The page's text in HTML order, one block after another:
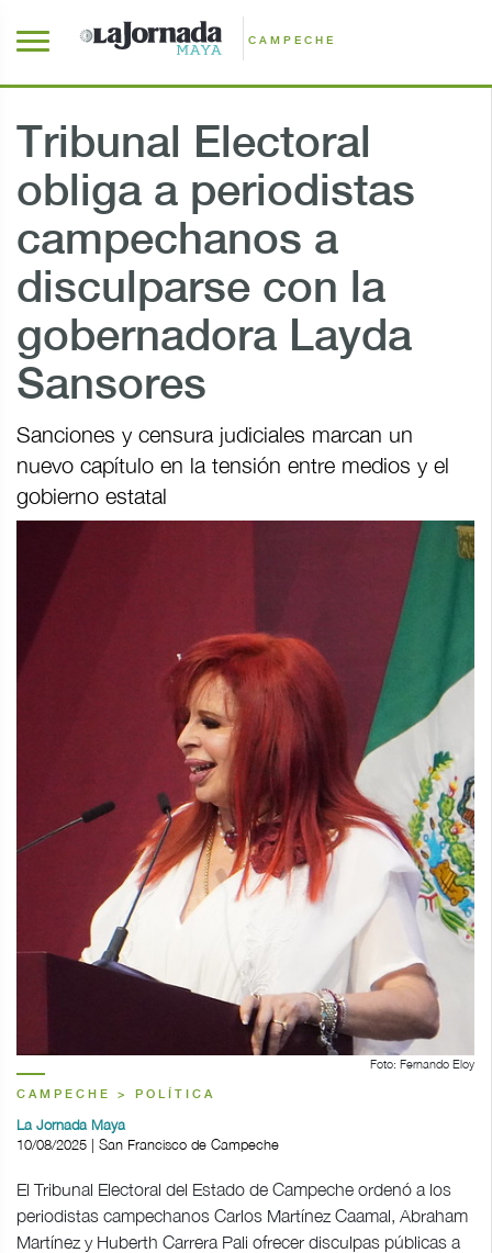
CAMPECHE
Tribunal Electoral
obliga a periodistas
campechanos a
disculparse con la
gobernadora Layda
Sansores
Sanciones y censura judiciales marcan un
nuevo capítulo en la tensión entre medios y el
gobierno estatal
Foto: Fernando Eloy
CAMPECHE > POLÍTICA
La Jornada Maya
10/08/2025 | San Francisco de Campeche
El Tribunal Electoral del Estado de Campeche ordenó a los
periodistas campechanos Carlos Martínez Caamal, Abraham
Martínez y Huberth Carrera Pali ofrecer disculpas públicas a